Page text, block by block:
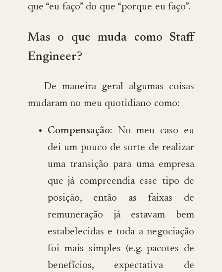
que “eu faço” do que “porque eu faço”.
Mas o que muda como Staff
Engineer?
De maneira geral algumas coisas
mudaram no meu quotidiano como:
Compensação: No meu caso eu
dei um pouco de sorte de realizar
uma transição para uma empresa
que já compreendia esse tipo de
posição, então as faixas de
remuneração já estavam bem
estabelecidas e toda a negociação
foi mais simples (e.g. pacotes de
benefícios, expectativa de